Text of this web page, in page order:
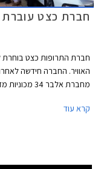
חברת כצט עוברת
חברת התרופות כצט בוחרת
האוויר. החברה חידשה
מחברת אלבר
קרא עוד